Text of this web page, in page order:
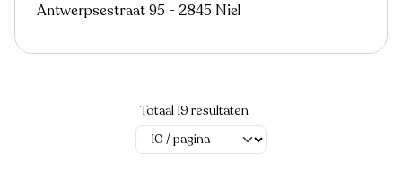
Antwerpsestraat 95 - 2845 Niel
Totaal 19 resultaten